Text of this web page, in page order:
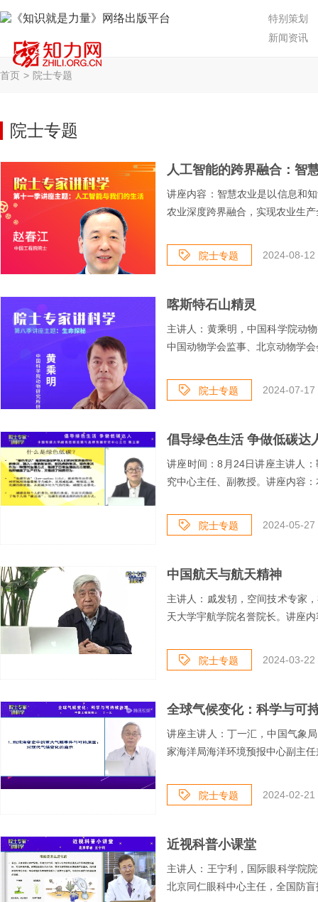
特别策划
新闻资讯
首页 > 院士专题
院士专题
人工智能的跨界融合：智
讲座内容：智慧农业是以信息和
农业深度跨界融合，实现农业生
院士专题 2024-08-12
喀斯特石山精灵
主讲人：黄乘明，中国科学院动
中国动物学会监事、北京动物学
院士专题 2024-07-17
倡导绿色生活 争做低碳达
讲座时间：8月24日讲座主讲人
究中心主任、副教授。讲座内容
院士专题 2024-05-27
中国航天与航天精神
主讲人：戚发轫，空间技术专家
天大学宇航学院名誉院长。讲座
院士专题 2024-03-22
全球气候变化：科学与可
讲座主讲人：丁一汇，中国气象
家海洋局海洋环境预报中心副主
院士专题 2024-02-21
近视科普小课堂
主讲人：王宁利，国际眼科学院
北京同仁眼科中心主任，全国防